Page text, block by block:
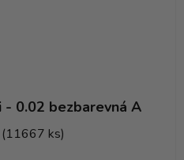
- 0.02 bezbarevná A
(11667 ks)